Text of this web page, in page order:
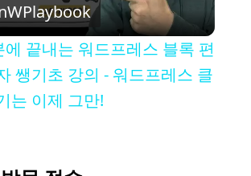
l
a
WPlaybook
에 끝내는 워드프레스 블록 편
쌩기초 강의 - 워드프레스 클
는 이제 그만!